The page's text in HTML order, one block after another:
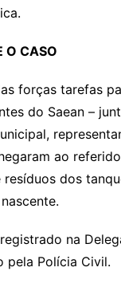
O CASO
forças tarefas
do Saean –
ao
resíduos dos
na
pela Polícia Civil.